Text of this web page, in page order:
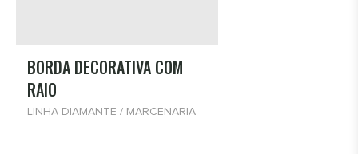
BORDA DECORATIVA COM
RAIO
LINHA DIAMANTE / MARCENARIA